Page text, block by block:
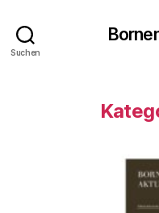
Suchen